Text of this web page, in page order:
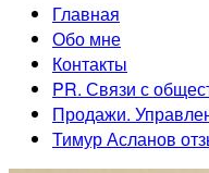
Главная
Обо мне
Контакты
PR. Связи с
Продажи.
Тимур Асланов